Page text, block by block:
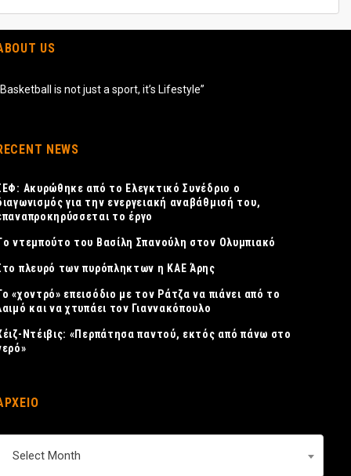
US
is not just a sport, it’s Lifestyle”
NEWS
Ακυρώθηκε από το Ελεγκτικό Συνέδριο ο
για την ενεργειακή αναβάθμισή του,
το έργο
ντεμπούτο του Βασίλη Σπανούλη στον Ολυμπιακό
πλευρό των πυρόπληκτων η ΚΑΕ Άρης
«χοντρό» επεισόδιο με τον Ράτζα να πιάνει από το
και να χτυπάει τον Γιαννακόπουλο
Ντέιβις: «Περπάτησα παντού, εκτός από πάνω στο
Select Month